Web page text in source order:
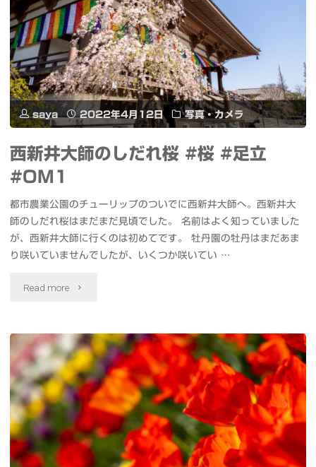
山
#OM1"
と
富
山
地
鉄
#
富
ン
パ
ク
ト
saya 2022年4月12日 写真・カメラ
西新井大師のしだれ桜 #桜 #足立
#OM1
都市農業公園のチューリップのついでに西新井大師へ。西新井大
師のしだれ桜はまだまだ見頃でした。 名前はよく知っていました
が、西新井大師に行くのは初めてです。 牡丹園の牡丹はまだあま
り咲いていませんでしたが、いくつか咲いてい …
Read more "西
井
大
師
の